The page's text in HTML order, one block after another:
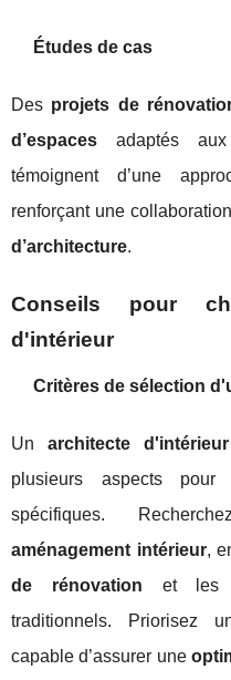
Études de cas
Des projets de
d’espaces adaptés
témoignent d’une
renforçant une
d’architecture.
Conseils pour
d'intérieur
Critères de sélection
Unarchitecte d'intérieur
plusieurs aspects
spécifiques.
aménagement intérieur,
de rénovation et les
traditionnels. Priorisez
capable d’assurer une